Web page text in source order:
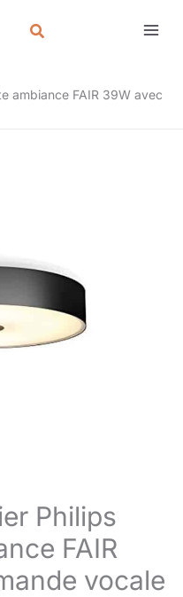
ambiance FAIR 39W avec
Philips
FAIR
vocale